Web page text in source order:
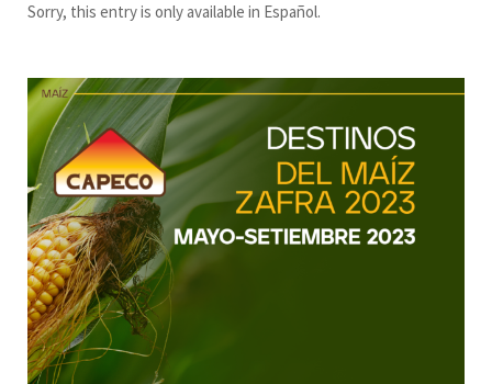
Sorry, this entry is only available in Español.